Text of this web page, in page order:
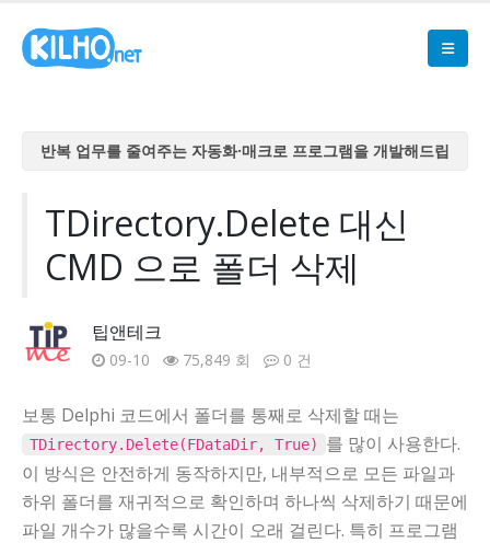
반복 업무를 줄여주는 자동화·매크로 프로그램을 개발해드립
반복 업무를 줄여주는 자동화·매크로 프로그램을 개발해드립
니다
반복 업무를 줄여주는 자동화·매크로 프로그램을 개발해드립
반복 업무를 줄여주는 자동화·매크로 프로그램을 개발해드립
니다
니다
TDirectory.Delete 대신
CMD 으로 폴더 삭제
팁앤테크
09-10 75,849 회 0 건
보통 Delphi 코드에서 폴더를 통째로 삭제할 때는
TDirectory.Delete(FDataDir, True)
를 많이 사용한다.
이 방식은 안전하게 동작하지만, 내부적으로 모든 파일과
하위 폴더를 재귀적으로 확인하며 하나씩 삭제하기 때문에
파일 개수가 많을수록 시간이 오래 걸린다. 특히 프로그램